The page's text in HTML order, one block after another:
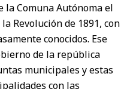
la Comuna Autónoma el
Revolución de 1891, con
conocidos. Ese
de la república
municipales y estas
con las